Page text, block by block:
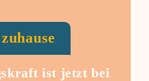
ist jetzt bei